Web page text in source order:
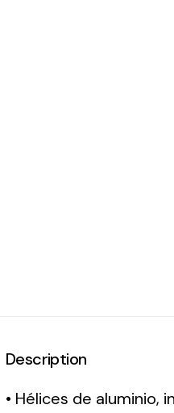
Description
• Hélices de aluminio,